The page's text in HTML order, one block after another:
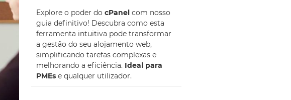
Explore o poder do cPanelcom nosso
guia definitivo! Descubra como esta
ferramenta intuitiva pode transformar
a gestão do seu alojamento web,
simplificando tarefas complexas e
melhorando a eficiência. Ideal para
PMEse qualquer utilizador.